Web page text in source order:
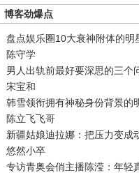
博客劲爆点
盘点娱乐圈10大衰神附体的明
陈守学
男人出轨前最好要深思的三个
宋宝和
韩雪领衔拥有神秘身份背景的
陈立飞飞哥
新疆姑娘迪拉娜：把压力变成
悠然小卒
专访青奥会俏主播陈滢：年轻